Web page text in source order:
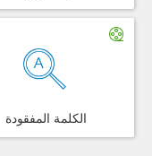
الكلمة المفقودة